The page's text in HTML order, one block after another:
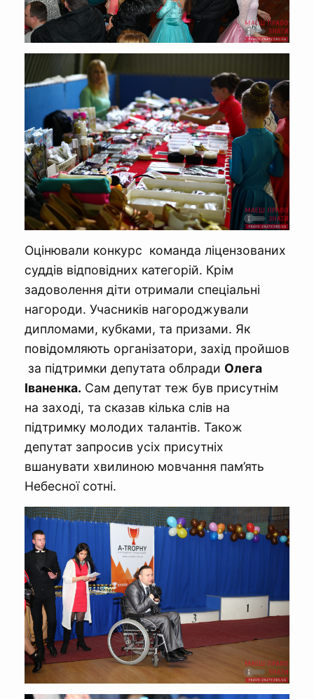
Оцінювали конкурс команда ліцензованих
суддів відповідних категорій. Крім
задоволення діти отримали спеціальні
нагороди. Учасників нагороджували
дипломами, кубками, та призами. Як
повідомляють організатори, захід пройшов
за підтримки депутата облради Олега
Іваненка. Сам депутат теж був присутнім
на заході, та сказав кілька слів на
підтримку молодих талантів. Також
депутат запросив усіх присутніх
вшанувати хвилиною мовчання пам’ять
Небесної сотні.